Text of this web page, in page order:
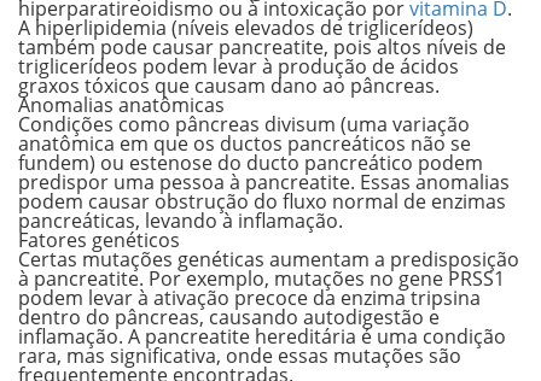
hiperparatireoidismo ou à intoxicação porvitamina D.
A hiperlipidemia (níveis elevados de triglicerídeos)
também pode causar pancreatite, pois altos níveis de
triglicerídeos podem levar à produção de ácidos
graxos tóxicos que causam dano ao pâncreas.
Anomalias anatômicas
Condições como pâncreas divisum (uma variação
anatômica em que os ductos pancreáticos não se
fundem) ou estenose do ducto pancreático podem
predispor uma pessoa à pancreatite. Essas anomalias
podem causar obstrução do fluxo normal de enzimas
pancreáticas, levando à inflamação.
Fatores genéticos
Certas mutações genéticas aumentam a predisposição
à pancreatite. Por exemplo, mutações no gene PRSS1
podem levar à ativação precoce da enzima tripsina
dentro do pâncreas, causando autodigestão e
inflamação. A pancreatite hereditária é uma condição
rara, mas significativa, onde essas mutações são
frequentemente encontradas.